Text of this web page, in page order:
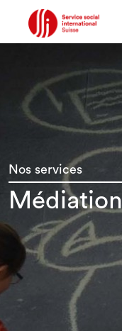
Nos services
Médiation